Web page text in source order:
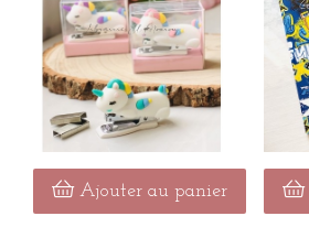
Ajouter au panier